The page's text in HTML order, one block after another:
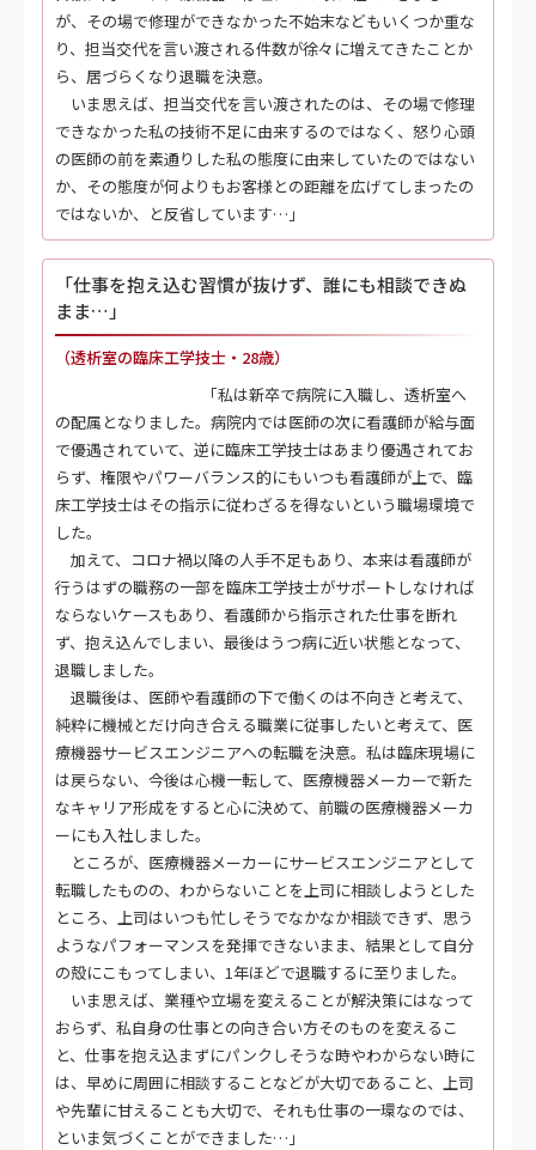
が、その場で修理ができなかった不始末などもいくつか重な
り、担当交代を言い渡される件数が徐々に増えてきたことか
ら、居づらくなり退職を決意。
いま思えば、担当交代を言い渡されたのは、その場で修理
できなかった私の技術不足に由来するのではなく、怒り心頭
の医師の前を素通りした私の態度に由来していたのではない
か、その態度が何よりもお客様との距離を広げてしまったの
ではないか、と反省しています…」
「仕事を抱え込む習慣が抜けず、誰にも相談できぬ
まま…」
（透析室の臨床工学技士・28歳）
「私は新卒で病院に入職し、透析室へ
の配属となりました。病院内では医師の次に看護師が給与面
で優遇されていて、逆に臨床工学技士はあまり優遇されてお
らず、権限やパワーバランス的にもいつも看護師が上で、臨
床工学技士はその指示に従わざるを得ないという職場環境で
した。
加えて、コロナ禍以降の人手不足もあり、本来は看護師が
行うはずの職務の一部を臨床工学技士がサポートしなければ
ならないケースもあり、看護師から指示された仕事を断れ
ず、抱え込んでしまい、最後はうつ病に近い状態となって、
退職しました。
退職後は、医師や看護師の下で働くのは不向きと考えて、
純粋に機械とだけ向き合える職業に従事したいと考えて、医
療機器サービスエンジニアへの転職を決意。私は臨床現場に
は戻らない、今後は心機一転して、医療機器メーカーで新た
なキャリア形成をすると心に決めて、前職の医療機器メーカ
ーにも入社しました。
ところが、医療機器メーカーにサービスエンジニアとして
転職したものの、わからないことを上司に相談しようとした
ところ、上司はいつも忙しそうでなかなか相談できず、思う
ようなパフォーマンスを発揮できないまま、結果として自分
の殻にこもってしまい、1年ほどで退職するに至りました。
いま思えば、業種や立場を変えることが解決策にはなって
おらず、私自身の仕事との向き合い方そのものを変えるこ
と、仕事を抱え込まずにパンクしそうな時やわからない時に
は、早めに周囲に相談することなどが大切であること、上司
や先輩に甘えることも大切で、それも仕事の一環なのでは、
といま気づくことができました…」